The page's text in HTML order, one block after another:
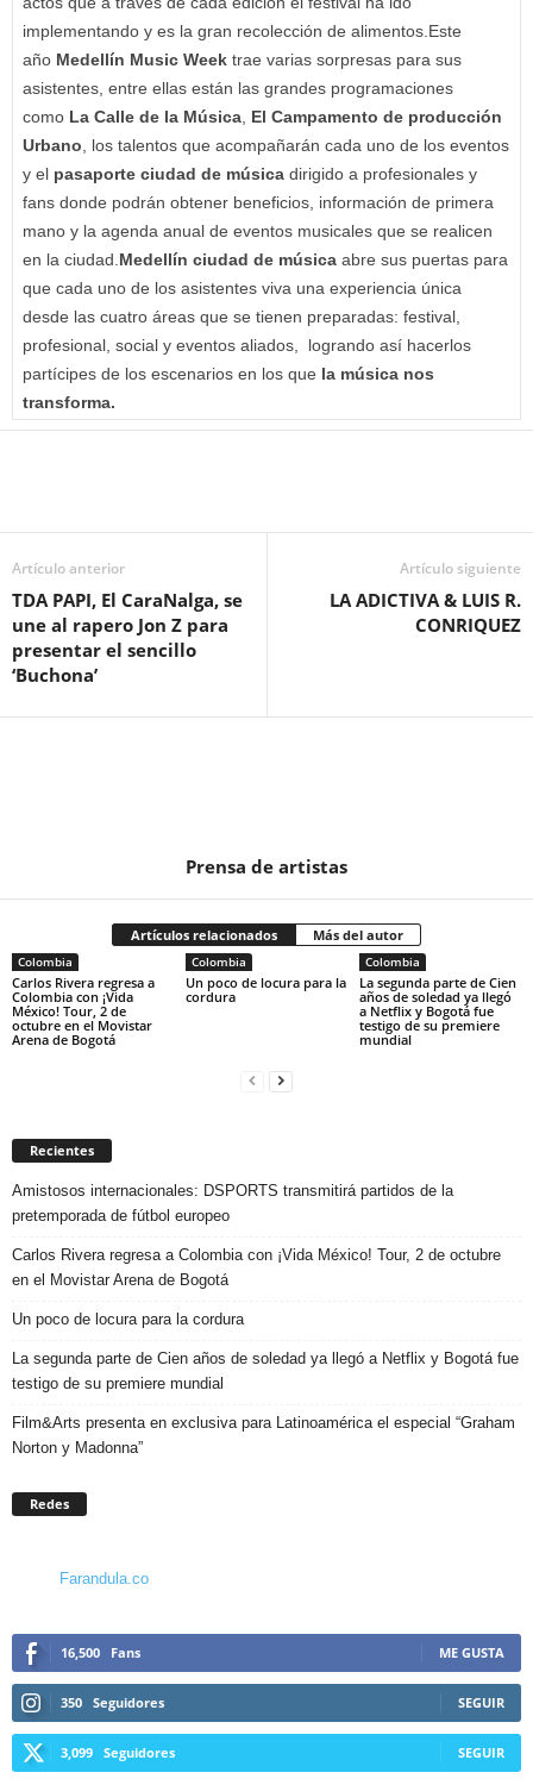
implementando y es la gran recolección de alimentos.Este
año Medellín Music Week trae varias sorpresas para sus
asistentes, entre ellas están las grandes programaciones
como La Calle de la Música El Campamento de producción
Urbano , los talentos que acompañarán cada uno de los eventos
y el pasaporte ciudad de música dirigido a profesionales y
fans donde podrán obtener beneficios, información de primera
mano y la agenda anual de eventos musicales que se realicen
en la ciudad. Medellín ciudad de música abre sus puertas para
que cada uno de los asistentes viva una experiencia única
desde las cuatro áreas que se tienen preparadas: festival,
profesional, social y eventos aliados, logrando así hacerlos
partícipes de los escenarios en los que la música nos
transforma.
Artículo anterior
TDA PAPI, El CaraNalga, se
une al rapero Jon Z para
presentar el sencillo
‘Buchona’
Artículo siguiente
LA ADICTIVA & LUIS R.
CONRIQUEZ
Prensa de artistas
Artículos relacionados Más del autor
Colombia
Carlos Rivera regresa a
Colombia con ¡Vida
México! Tour, 2 de
octubre en el Movistar
Arena de Bogotá
Colombia
Un poco de locura para la
cordura
Colombia
La segunda parte de Cien
años de soledad ya llegó
a Netflix y Bogotá fue
testigo de su premiere
mundial
Recientes
Amistosos internacionales: DSPORTS transmitirá partidos de la
pretemporada de fútbol europeo
Carlos Rivera regresa a Colombia con ¡Vida México! Tour, 2 de octubre
en el Movistar Arena de Bogotá
Un poco de locura para la cordura
La segunda parte de Cien años de soledad ya llegó a Netflix y Bogotá fue
testigo de su premiere mundial
Film&Arts presenta en exclusiva para Latinoamérica el especial “Graham
Norton y Madonna”
Redes
Farandula.co
16,500 Fans ME GUSTA
350 Seguidores SEGUIR
3,099 Seguidores SEGUIR